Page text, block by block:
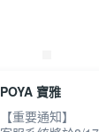
POYA 寶雅
【重要通知】